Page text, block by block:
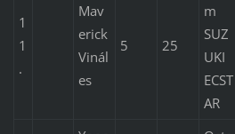
1
1
.
Mav
erick
Vinál
es
5 25
m
SUZ
UKI
ECST
AR